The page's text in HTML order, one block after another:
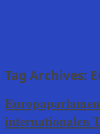
Tag Archives:
internationalen